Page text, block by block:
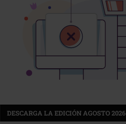
DESCARGA LA EDICIÓN AGOSTO 2026